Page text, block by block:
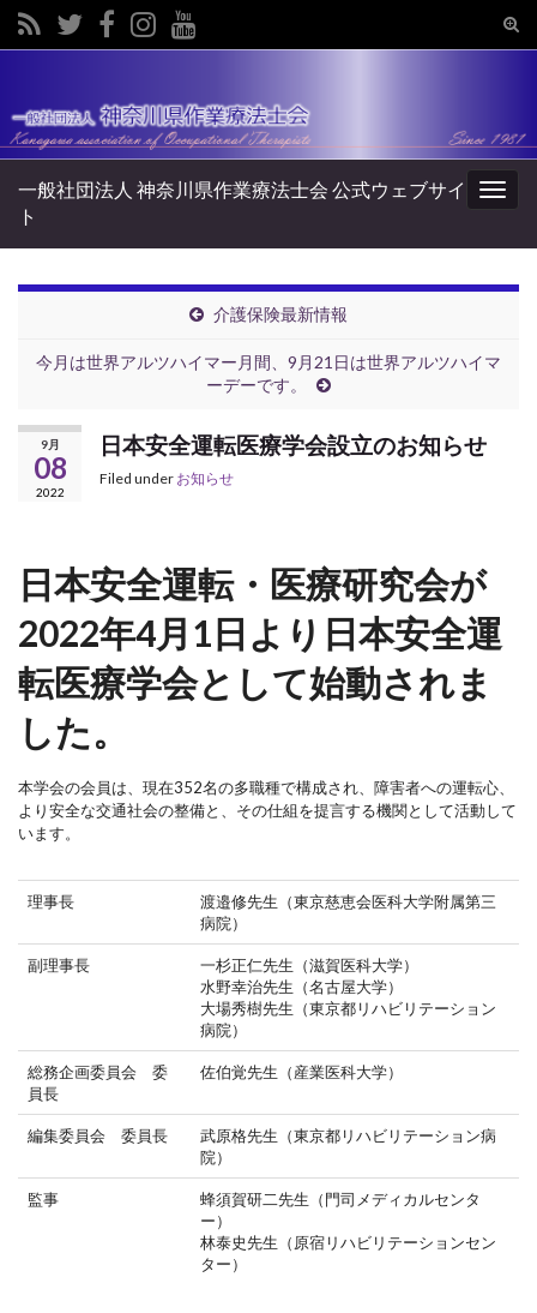
一般社団法人 神奈川県作業療法士会 公式ウェブサイ
ト
介護保険最新情報
今月は世界アルツハイマー月間、9月21日は世界アルツハイマ
ーデーです。
9月
08
2022
日本安全運転医療学会設立のお知らせ
Filed under お知らせ
日本安全運転・医療研究会が
2022年4月1日より日本安全運
転医療学会として始動されま
した。
本学会の会員は、現在352名の多職種で構成され、障害者への運転心、
より安全な交通社会の整備と、その仕組を提言する機関として活動して
います。
理事長
渡邉修先生（東京慈恵会医科大学附属第三
病院）
副理事長
一杉正仁先生（滋賀医科大学）
水野幸治先生（名古屋大学）
大場秀樹先生（東京都リハビリテーション
病院）
総務企画委員会 委
員長
佐伯覚先生（産業医科大学）
編集委員会 委員長
武原格先生（東京都リハビリテーション病
院）
監事
蜂須賀研二先生（門司メディカルセンタ
ー）
林泰史先生（原宿リハビリテーションセン
ター）